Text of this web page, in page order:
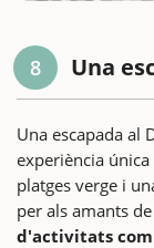
8 Una
Una escapada al
experiència
platges verge i
per als amants
d'activitats com